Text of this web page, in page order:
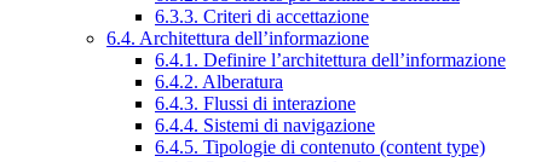
6.3.3. Criteri di accettazione
6.4. Architettura dell’informazione
6.4.1. Definire l’architettura dell’informazione
6.4.2. Alberatura
6.4.3. Flussi di interazione
6.4.4. Sistemi di navigazione
6.4.5. Tipologie di contenuto (content type)